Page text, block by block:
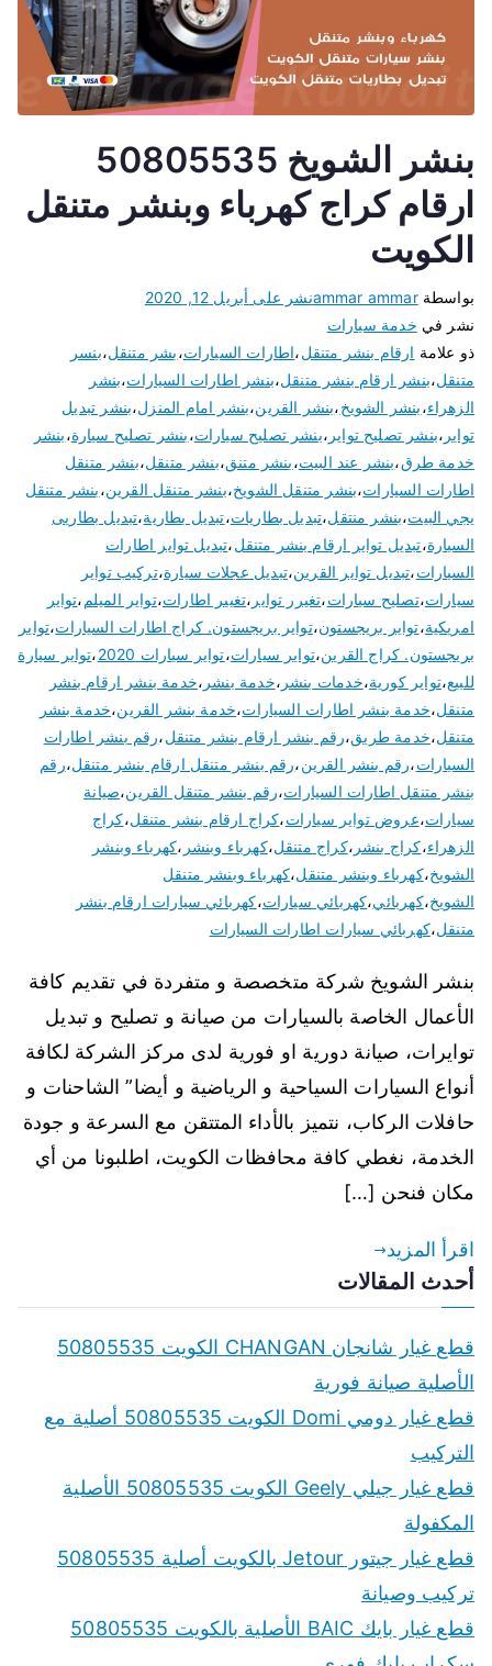
بنشر الشويخ 50805535
ارقام كراج كهرباء وبنشر متنقل
الكويت
بواسطةammar ammarنشر على أبريل 12, 2020
نشر في خدمة سيارات
ذو علامة ارقام بنشر متنقل،اطارات السيارات،بشر متنقل،بنسر
متنقل،بنشر ارقام بنشر متنقل،بنشر اطارات السيارات،بنشر
الزهراء،بنشر الشويخ،بنشر القرين،بنشر امام المنزل،بنشر تبديل
تواير ،بنشر تصليح تواير ،بنشر تصليح سيارات،بنشر تصليح سيارة،بنشر
خدمة طرق،بنشر عند البيت،بنشر متنق،بنشر متنقل،بنشر متنقل
اطارات السيارات،بنشر متنقل الشويخ،بنشر متنقل القرين،بنشر متنقل
يجي البيت،بنشر منتقل،تبديل بطاريات،تبديل بطارية،تبديل بطاريى
السيارة،تبديل تواير ارقام بنشر متنقل،تبديل تواير اطارات
السيارات،تبديل تواير القرين،تبديل عجلات سيارة،تركيب تواير
سيارات،تصليح سيارات،تغيرر تواير ،تغيير اطارات،تواير الميلم،تواير
امريكية،تواير بريجستون،تواير بريجستون. كراج اطارات السيارات،تواير
بريجستون. كراج القرين،تواير سيارات،تواير سيارات 2020 ،تواير سيارة
للبيع،تواير كورية،خدمات بنشر ،خدمة بنشر ،خدمة بنشر ارقام بنشر
متنقل،خدمة بنشر اطارات السيارات،خدمة بنشر القرين،خدمة بنشر
متنقل،خدمة طريق،رقم بنشر ارقام بنشر متنقل،رقم بنشر اطارات
السيارات،رقم بنشر القرين،رقم بنشر متنقل ارقام بنشر متنقل،رقم
بنشر متنقل اطارات السيارات،رقم بنشر متنقل القرين،صيانة
سيارات،عروض تواير سيارات،كراج ارقام بنشر متنقل،كراج
الزهراء،كراج بنشر ،كراج متنقل،كهرباء وبنشر ،كهرباء وبنشر
الشويخ،كهرباء وبنشر متنقل،كهرباء وبنشر متنقل
الشويخ،كهربائي،كهربائي سيارات،كهربائي سيارات ارقام بنشر
متنقل،كهربائي سيارات اطارات السيارات
بنشر الشويخ شركة متخصصة و متفردة في تقديم كافة
الأعمال الخاصة بالسيارات من صيانة و تصليح و تبديل
توايرات، صيانة دورية او فورية لدى مركز الشركة لكافة
أنواع السيارات السياحية و الرياضية و أيضا” الشاحنات و
حافلات الركاب، نتميز بالأداء المتتقن مع السرعة و جودة
الخدمة، نغطي كافة محافظات الكويت، اطلبونا من أي
مكان فنحن […]
اقرأ المزيد
أحدث المقالات
قطع غيار شانجان CHANGAN الكويت 50805535
الأصلية صيانة فورية
قطع غيار دومي Domi الكويت 50805535 أصلية مع
التركيب
قطع غيار جيلي Geely الكويت 50805535 الأصلية
المكفولة
قطع غيار جيتور Jetour بالكويت أصلية 50805535
تركيب وصيانة
قطع غيار بايك BAIC الأصلية بالكويت 50805535